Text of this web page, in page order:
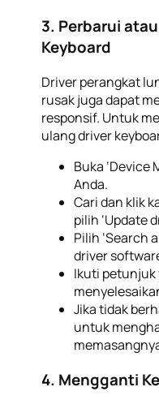
3. Perbarui
Keyboard
Driver perangkat
rusak juga dapat
responsif. Untuk
ulang driver
Buka ‘Device
Anda.
Cari dan klik
pilih ‘Update
Pilih ‘Search
driver
Ikuti
Jika tidak
untuk
4. Mengganti